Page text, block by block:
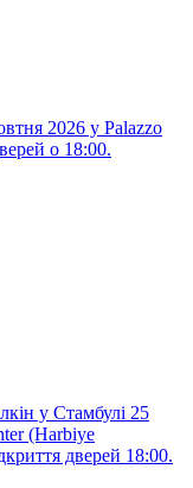
2026 у Palazzo
о 18:00.
у Стамбулі 25
(Harbiye
дверей 18:00.